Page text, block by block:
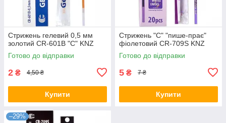
Стрижень гелевий 0,5 мм
золотий CR-601B "С" KNZ
Готово до відправки
2 ₴ 4,50 ₴
Купити
Стрижень "С" "пише-прає"
фіолетовий CR-709S KNZ
Готово до відправки
5 ₴ 7 ₴
Купити
–29%